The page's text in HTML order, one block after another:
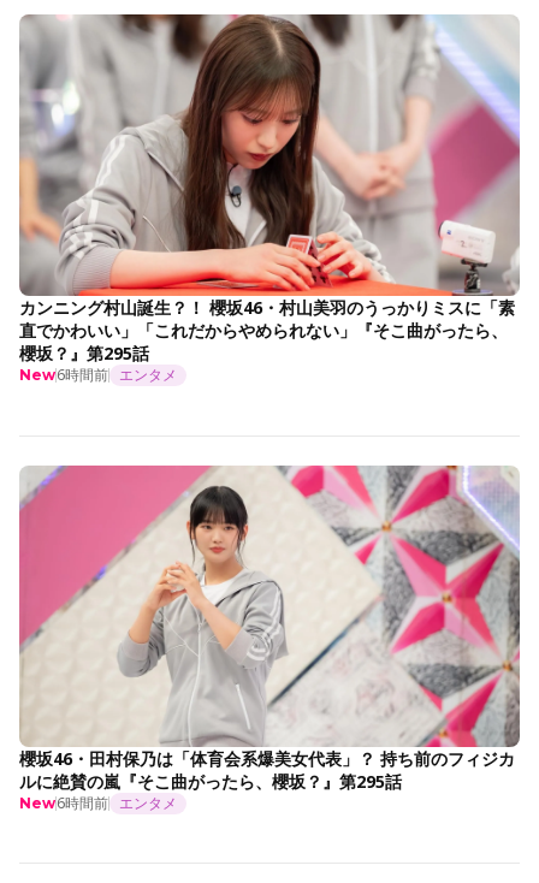
カンニング村山誕生？！ 櫻坂46・村山美羽のうっかりミスに「素
直でかわいい」「これだからやめられない」『そこ曲がったら、
櫻坂？』第295話
New6時間前 エンタメ
櫻坂46・田村保乃は「体育会系爆美女代表」？ 持ち前のフィジカ
ルに絶賛の嵐『そこ曲がったら、櫻坂？』第295話
New6時間前 エンタメ